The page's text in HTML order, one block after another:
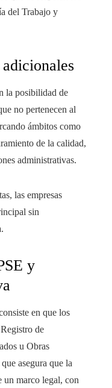
del Trabajo y
la posibilidad de
no pertenecen al
ámbitos como
de la calidad,
administrativas.
las empresas
sin
y
en que los
de
u Obras
asegura que la
un marco legal, con